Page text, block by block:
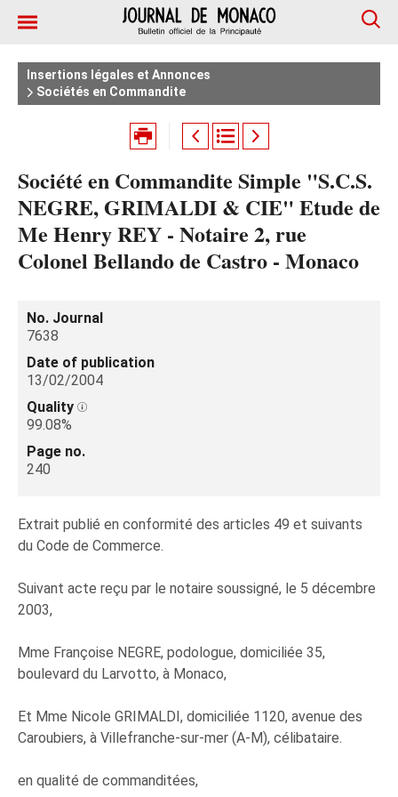
Insertions légales et Annonces
Sociétés en Commandite
Société en Commandite Simple "S.C.S.
NEGRE, GRIMALDI & CIE" Etude de
Me Henry REY - Notaire 2, rue
Colonel Bellando de Castro - Monaco
No. Journal
7638
Date of publication
13/02/2004
Quality
99.08%
Page no.
240
Extrait publié en conformité des articles 49 et suivants
du Code de Commerce.
Suivant acte reçu par le notaire soussigné, le 5 décembre
2003,
Mme Françoise NEGRE, podologue, domiciliée 35,
boulevard du Larvotto, à Monaco,
Et Mme Nicole GRIMALDI, domiciliée 1120, avenue des
Caroubiers, à Villefranche-sur-mer (A-M), célibataire.
en qualité de commanditées,